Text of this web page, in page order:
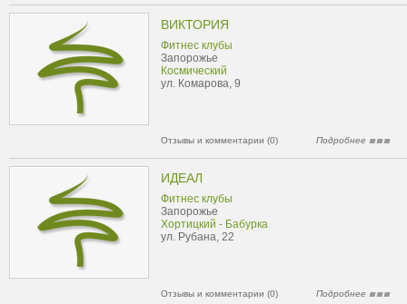
ВИКТОРИЯ
Фитнес клубы
Запорожье
Космический
ул. Комарова, 9
Отзывы и комментарии (0) Подробнее
ИДЕАЛ
Фитнес клубы
Запорожье
Хортицкий - Бабурка
ул. Рубана, 22
Отзывы и комментарии (0) Подробнее